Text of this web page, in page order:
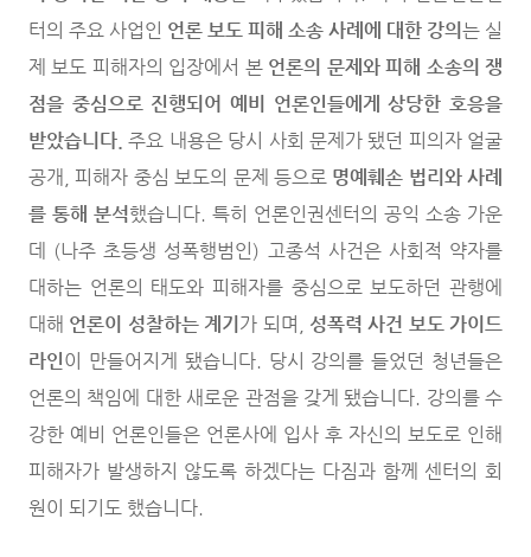
터의 주요 사업인 언론 보도 피해 소송 사례에 대한 강의 는 실
제 보도 피해자의 입장에서 본 언론의 문제와 피해 소송의 쟁
점을 중심으로 진행되어 예비 언론인들에게 상당한 호응을
받았습니다. 주요 내용은 당시 사회 문제가 됐던 피의자 얼굴
공개, 피해자 중심 보도의 문제 등으로 명예훼손 법리와 사례
를 통해 분석했습니다. 특히 언론인권센터의 공익 소송 가운
데 (나주 초등생 성폭행범인) 고종석 사건은 사회적 약자를
대하는 언론의 태도와 피해자를 중심으로 보도하던 관행에
대해 언론이 성찰하는 계기 가 되며, 성폭력 사건 보도 가이드
라인이 만들어지게 됐습니다. 당시 강의를 들었던 청년들은
언론의 책임에 대한 새로운 관점을 갖게 됐습니다. 강의를 수
강한 예비 언론인들은 언론사에 입사 후 자신의 보도로 인해
피해자가 발생하지 않도록 하겠다는 다짐과 함께 센터의 회
원이 되기도 했습니다.